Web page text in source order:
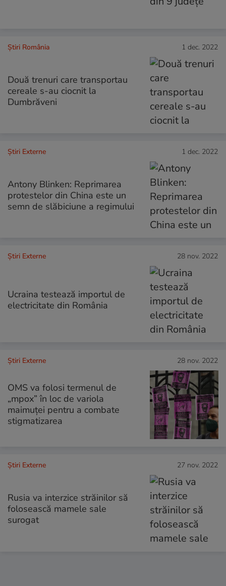
Știri România 1 dec. 2022
Două trenuri care transportau
cereale s-au ciocnit la
Dumbrăveni
Știri Externe 1 dec. 2022
Antony Blinken: Reprimarea
protestelor din China este un
semn de slăbiciune a regimului
Știri Externe 28 nov. 2022
Ucraina testează importul de
electricitate din România
Știri Externe 28 nov. 2022
OMS va folosi termenul de
„mpox” în loc de variola
maimuţei pentru a combate
stigmatizarea
Știri Externe 27 nov. 2022
Rusia va interzice străinilor să
folosească mamele sale
surogat